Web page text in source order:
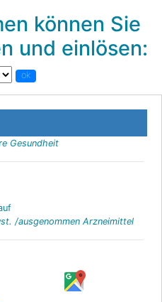
können Sie
und einlösen:
ok
Gesundheit
/ausgenommen Arzneimittel